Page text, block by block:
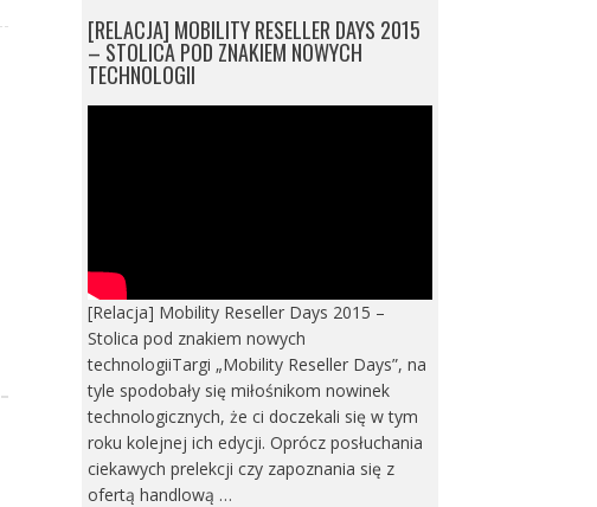
[RELACJA] MOBILITY RESELLER DAYS 2015
– STOLICA POD ZNAKIEM NOWYCH
TECHNOLOGII
[Relacja] Mobility Reseller Days 2015 –
Stolica pod znakiem nowych
technologiiTargi „Mobility Reseller Days”, na
tyle spodobały się miłośnikom nowinek
technologicznych, że ci doczekali się w tym
roku kolejnej ich edycji. Oprócz posłuchania
ciekawych prelekcji czy zapoznania się z
ofertą handlową …